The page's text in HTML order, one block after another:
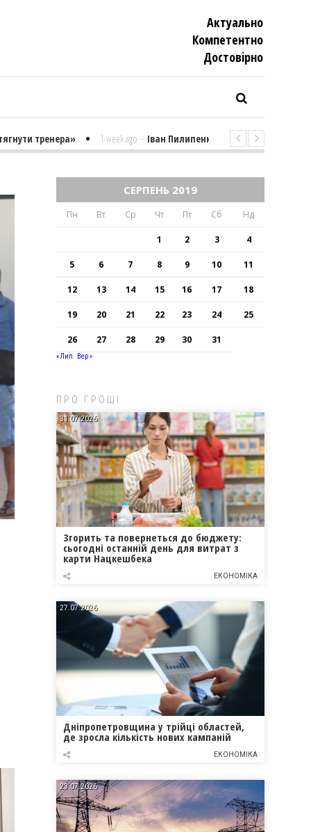
Актуально
Компетентно
Достовiрно
тренера» 1 week ago - Іван Пилипенко «Найважчими є суто
СЕРПЕНЬ 2019
Пн Вт Ср Чт Пт Сб Нд
1 2 3 4
5 6 7 8 9 10 11
12 13 14 15 16 17 18
19 20 21 22 23 24 25
26 27 28 29 30 31
« Лип Вер »
ПРО ГРОШІ
31.07.2026
Згорить та повернеться до бюджету:
сьогодні останній день для витрат з
карти Нацкешбека
ЕКОНОМІКА
27.07.2026
Дніпропетровщина у трійці областей,
де зросла кількість нових кампаній
ЕКОНОМІКА
23.07.2026